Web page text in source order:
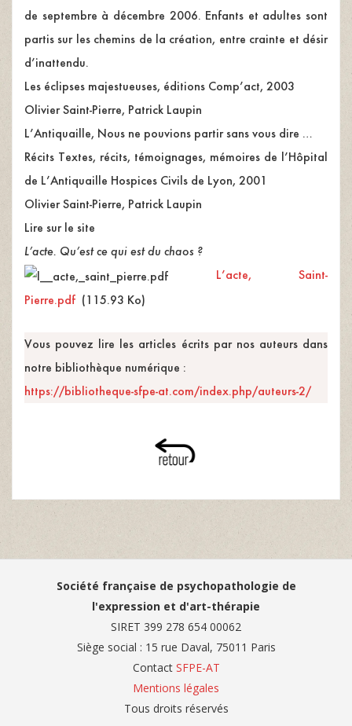
de septembre à décembre 2006. Enfants et adultes sont
partis sur les chemins de la création, entre crainte et désir
d’inattendu.
Les éclipses majestueuses, éditions Comp’act, 2003
Olivier Saint-Pierre, Patrick Laupin
L’Antiquaille, Nous ne pouvions partir sans vous dire …
Récits Textes, récits, témoignages, mémoires de l’Hôpital
de L’Antiquaille Hospices Civils de Lyon, 2001
Olivier Saint-Pierre, Patrick Laupin
Lire sur le site
L’acte. Qu’est ce qui est du chaos ?
L’acte, Saint-
Pierre.pdf (115.93 Ko)
Vous pouvez lire les articles écrits par nos auteurs dans
notre bibliothèque numérique :
https://bibliotheque-sfpe-at.com/index.php/auteurs-2/
Société française de psychopathologie de
l'expression et d'art-thérapie
SIRET 399 278 654 00062
Siège social : 15 rue Daval, 75011 Paris
Contact SFPE-AT
Mentions légales
Tous droits réservés